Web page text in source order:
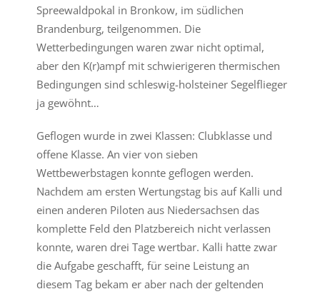
Spreewaldpokal in Bronkow, im südlichen
Brandenburg, teilgenommen. Die
Wetterbedingungen waren zwar nicht optimal,
aber den K(r)ampf mit schwierigeren thermischen
Bedingungen sind schleswig-holsteiner Segelflieger
ja gewöhnt…
Geflogen wurde in zwei Klassen: Clubklasse und
offene Klasse. An vier von sieben
Wettbewerbstagen konnte geflogen werden.
Nachdem am ersten Wertungstag bis auf Kalli und
einen anderen Piloten aus Niedersachsen das
komplette Feld den Platzbereich nicht verlassen
konnte, waren drei Tage wertbar. Kalli hatte zwar
die Aufgabe geschafft, für seine Leistung an
diesem Tag bekam er aber nach der geltenden